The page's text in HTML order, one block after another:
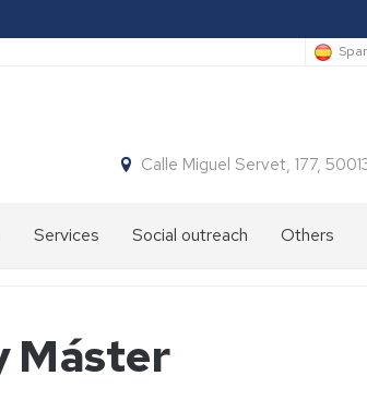
Calle Miguel Servet, 177,
Services Social outreach Others
Máster